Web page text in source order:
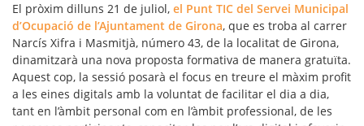
El pròxim dilluns 21 de juliol, el Punt TIC del Servei Municipal
d’Ocupació de l’Ajuntament de Girona, que es troba al carrer
Narcís Xifra i Masmitjà, número 43, de la localitat de Girona,
dinamitzarà una nova proposta formativa de manera gratuïta.
Aquest cop, la sessió posarà el focus en treure el màxim profit
a les eines digitals amb la voluntat de facilitar el dia a dia,
tant en l’àmbit personal com en l’àmbit professional, de les